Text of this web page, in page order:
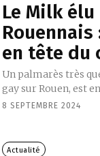
Le Milk
en tête du
Un palmarès très
gay sur Rouen, est
8 SEPTEMBRE 2024
Actualité